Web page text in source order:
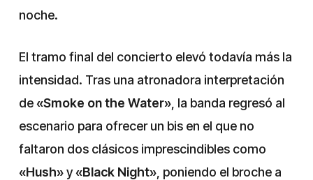
noche.
El tramo final del concierto elevó todavía más la
intensidad. Tras una atronadora interpretación
de«Smoke on the Water», la banda regresó al
escenario para ofrecer un bis en el que no
faltaron dos clásicos imprescindibles como
«Hush»y«Black Night», poniendo el broche a